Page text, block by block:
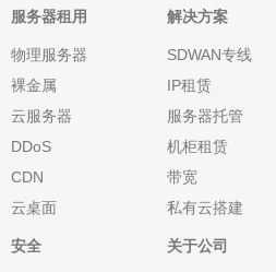
服务器租用
物理服务器
裸金属
云服务器
DDoS
CDN
云桌面
解决方案
SDWAN专线
IP租赁
服务器托管
机柜租赁
带宽
私有云搭建
安全 关于公司